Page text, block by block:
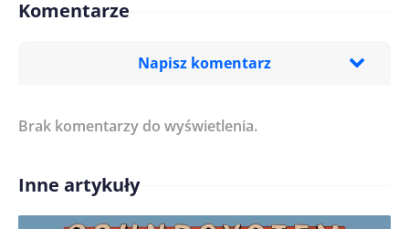
Komentarze
Napisz komentarz
Treść komentarza*
Imię/ Nick*
Brak komentarzy do wyświetlenia.
Inne artykuły